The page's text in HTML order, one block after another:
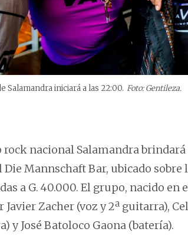
Salamandra iniciará a las 22:00. Foto: Gentileza.
rock nacional Salamandra
Die Mannschaft Bar, ubicado
a G. 40.000. El grupo, nacido
Zacher (voz y 2ª guitarra),
y José Batoloco Gaona (batería).